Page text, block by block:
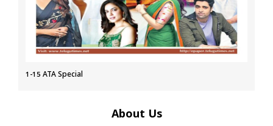
1-15 ATA Special
About Us